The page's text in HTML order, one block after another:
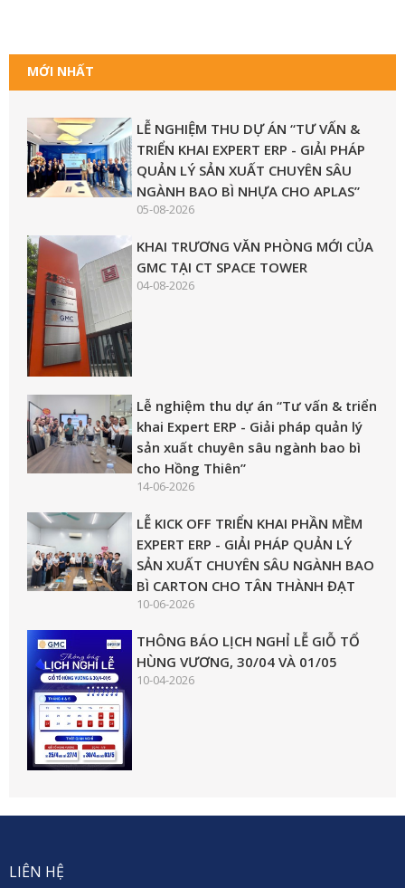
MỚI NHẤT
LỄ NGHIỆM THU DỰ ÁN “TƯ VẤN &
TRIỂN KHAI EXPERT ERP - GIẢI PHÁP
QUẢN LÝ SẢN XUẤT CHUYÊN SÂU
NGÀNH BAO BÌ NHỰA CHO APLAS”
05-08-2026
KHAI TRƯƠNG VĂN PHÒNG MỚI CỦA
GMC TẠI CT SPACE TOWER
04-08-2026
Lễ nghiệm thu dự án “Tư vấn & triển
khai Expert ERP - Giải pháp quản lý
sản xuất chuyên sâu ngành bao bì
cho Hồng Thiên”
14-06-2026
LỄ KICK OFF TRIỂN KHAI PHẦN MỀM
EXPERT ERP - GIẢI PHÁP QUẢN LÝ
SẢN XUẤT CHUYÊN SÂU NGÀNH BAO
BÌ CARTON CHO TÂN THÀNH ĐẠT
10-06-2026
THÔNG BÁO LỊCH NGHỈ LỄ GIỖ TỔ
HÙNG VƯƠNG, 30/04 VÀ 01/05
10-04-2026
LIÊN HỆ